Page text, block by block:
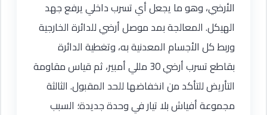
الأرضي، وهو ما يجعل أي تسرب داخلي يرفع جهد
الهيكل. المعالجة بمد موصل أرضي للدائرة الخارجية
وربط كل الأجسام المعدنية به، وتغطية الدائرة
بقاطع تسرب أرضي 30 مللي أمبير، ثم قياس مقاومة
التأريض للتأكد من انخفاضها للحد المقبول. الثالثة
مجموعة أفياش بلا تيار في وحدة جديدة؛ السبب